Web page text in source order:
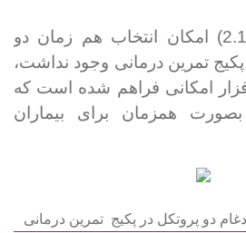
در ورژن قبلی (2.1.5.4) امکان انتخاب هم زمان دو
پکیج تمرین درمانی وجود نداشت،
امکانی فراهم شده است که
همزمان برای بیماران
تمرین درمانی